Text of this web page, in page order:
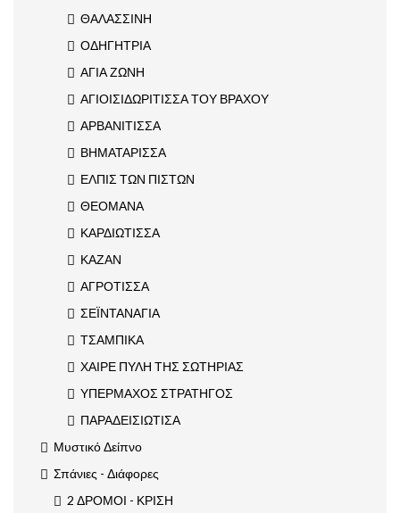
ΘΑΛΑΣΣΙΝΗ
ΟΔΗΓΗΤΡΙΑ
ΑΓΙΑ ΖΩΝΗ
ΑΓΙΟΙΣΙΔΩΡΙΤΙΣΣΑ ΤΟΥ ΒΡΑΧΟΥ
ΑΡΒΑΝΙΤΙΣΣΑ
ΒΗΜΑΤΑΡΙΣΣΑ
ΕΛΠΙΣ ΤΩΝ ΠΙΣΤΩΝ
ΘΕΟΜΑΝΑ
ΚΑΡΔΙΩΤΙΣΣΑ
ΚΑΖΑΝ
ΑΓΡΟΤΙΣΣΑ
ΣΕΪΝΤΑΝΑΓΙΑ
ΤΣΑΜΠΙΚΑ
ΧΑΙΡΕ ΠΥΛΗ ΤΗΣ ΣΩΤΗΡΙΑΣ
ΥΠΕΡΜΑΧΟΣ ΣΤΡΑΤΗΓΟΣ
ΠΑΡΑΔΕΙΣΙΩΤΙΣΑ
Μυστικό Δείπνο
Σπάνιες - Διάφορες
2 ΔΡΟΜΟΙ - ΚΡΙΣΗ